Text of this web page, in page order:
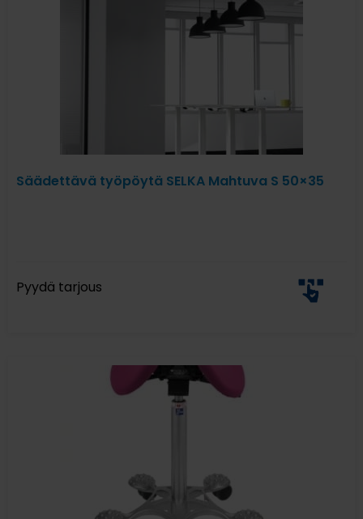
Säädettävä työpöytä SELKA Mahtuva S 50×35
Pyydä tarjous